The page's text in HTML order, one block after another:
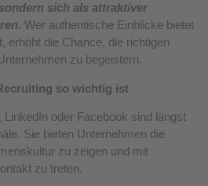
sich als attraktiver
Wer authentische Einblicke bietet
erhöht die Chance, die richtigen
zu begeistern.
so wichtig ist
oder Facebook sind längst
Sie bieten Unternehmen die
zu zeigen und mit
zu treten.